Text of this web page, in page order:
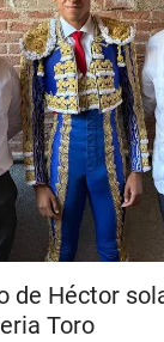
de Héctor
Toro